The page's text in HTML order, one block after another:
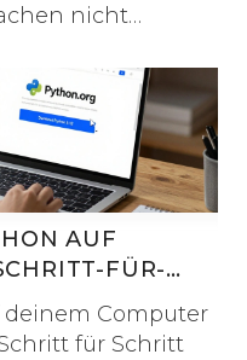
nicht
AUF
FÜR-
ANFÄNGER
deinem Computer
für Schritt